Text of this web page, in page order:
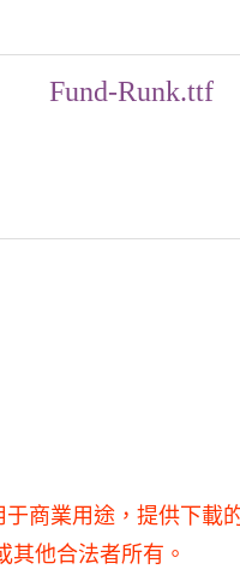
Fund-Runk.ttf
商業用途，提供下載
其他合法者所有。